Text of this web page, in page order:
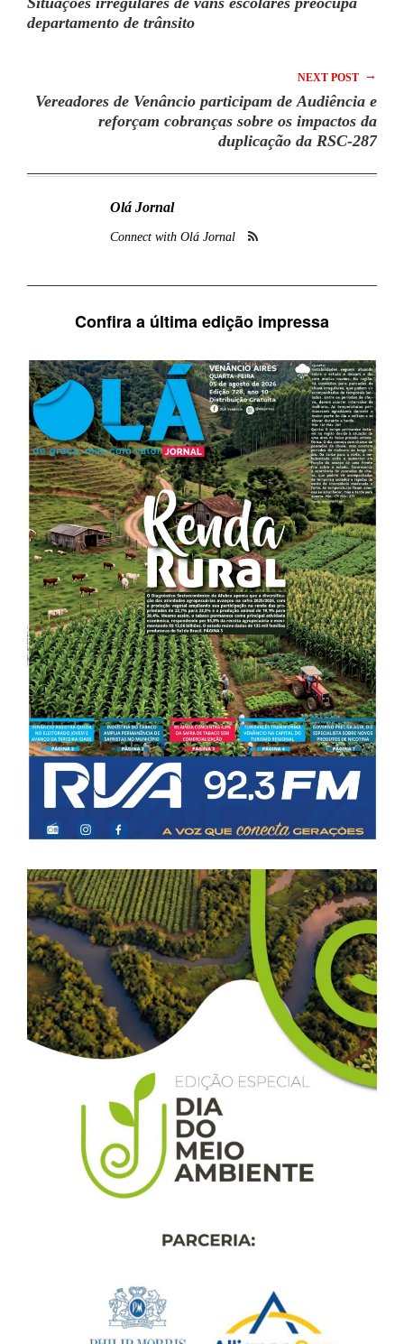
departamento de trânsito
NEXT POST →
Vereadores de Venâncio participam de Audiência e
reforçam cobranças sobre os impactos da
duplicação da RSC-287
Olá Jornal
Connect with Olá Jornal
Confira a última edição impressa